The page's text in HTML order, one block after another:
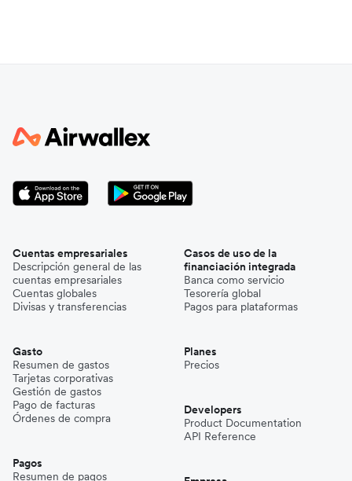
Cuentas empresariales
Descripción general de las
cuentas empresariales
Cuentas globales
Divisas y transferencias
Gasto
Resumen de gastos
Tarjetas corporativas
Gestión de gastos
Pago de facturas
Órdenes de compra
Pagos
Resumen de pagos
Casos de uso de la
financiación integrada
Banca como servicio
Tesorería global
Pagos para plataformas
Planes
Precios
Developers
Product Documentation
API Reference